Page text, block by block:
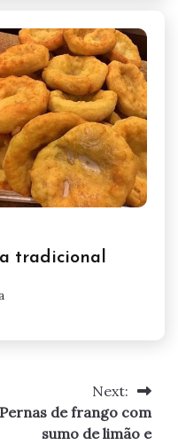
tradicional
Next:
Pernas de frango com
sumo de limão e